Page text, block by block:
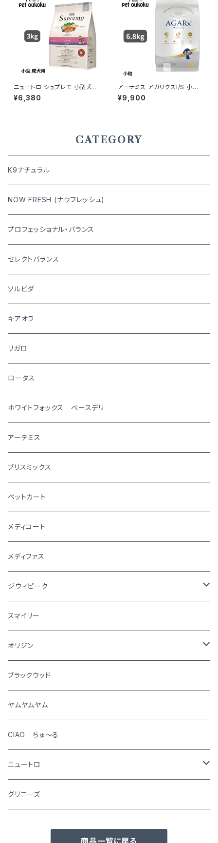
ニュートロ シュプレモ 小型犬
成犬用 3kg 456235878178
0
¥6,380
アーテミス アガリクスI/S 小粒
6.8kg
¥9,900
CATEGORY
K9ナチュラル
NOW FRESH (ナウフレッシュ)
プロフェッショナル・バランス
セレクトバランス
ソルビダ
キアオラ
リガロ
ロータス
ホワイトフォックス ベースデリ
アーテミス
ブリスミックス
ペットカート
メディコート
メディファス
ジウィピーク
犬
猫
スマイリー
オリジン
犬
猫
ブラックウッド
ヤムヤムヤム
CIAO ちゅ～る
ニュートロ
シュプレモ
グリニーズ
商品一覧に戻る